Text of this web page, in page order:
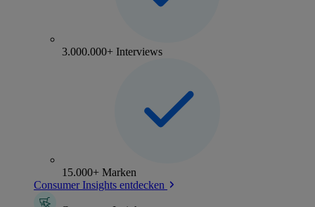
3.000.000+ Interviews
15.000+ Marken
Consumer Insights entdecken